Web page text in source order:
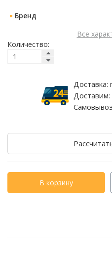
Бренд
Все
Количество:
Доставка:
Доставим:
В корзину